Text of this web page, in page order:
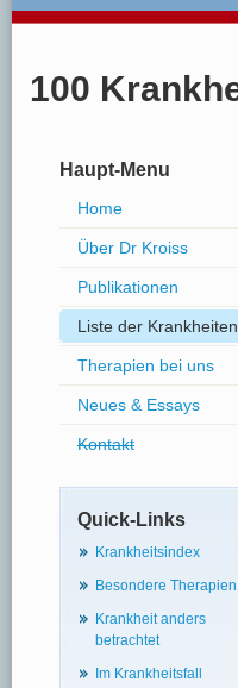
100
Haupt-Menu
Home
Über Dr Kroiss
Publikationen
Liste der Krankheiten
Therapien bei uns
Neues & Essays
Kontakt
Quick-Links
Krankheitsindex
Besondere Therapien
Krankheit anders
betrachtet
Im Krankheitsfall